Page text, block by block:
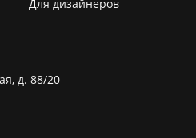
Для дизайнеров
д. 88/20